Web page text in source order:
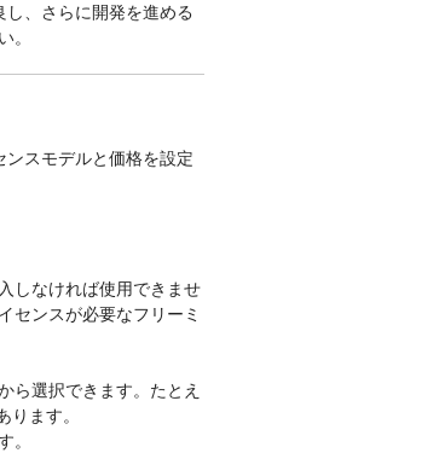
、さらに開発を進める
。
スモデルと価格を設定
しなければ使用できませ
センスが必要なフリーミ
ら選択できます。たとえ
ります。
。